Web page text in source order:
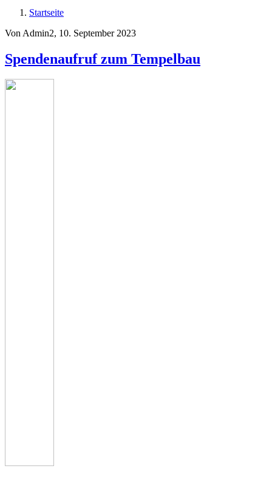
Startseite
Von Admin2, 10. September 2023
Spendenaufruf zum Tempelbau